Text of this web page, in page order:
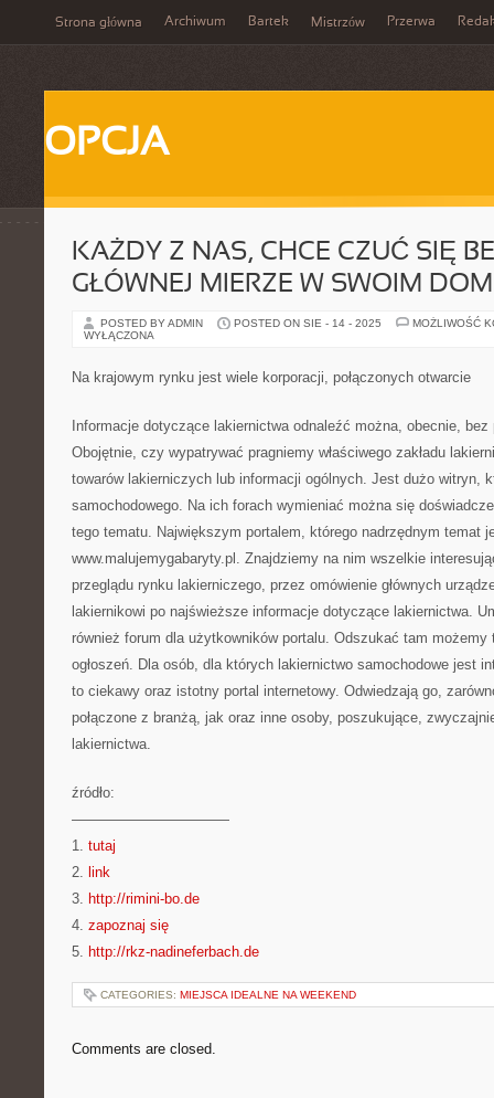
Strona główna Archiwum Bartek Mistrzów Przerwa
OPCJA
KAŻDY Z NAS, CHCE CZUĆ SIĘ
GŁÓWNEJ MIERZE W SWOIM
POSTED BY ADMIN POSTED ON SIE - 14 - 2025
MOŻLIWOŚĆ
WYŁĄCZONA
Na krajowym rynku jest wiele korporacji, połączonych otwarcie
Informacje dotyczące lakiernictwa odnaleźć można, obecnie,
Obojętnie, czy wypatrywać pragniemy właściwego zakładu
towarów lakierniczych lub informacji ogólnych. Jest dużo witryn,
samochodowego. Na ich forach wymieniać można się
tego tematu. Największym portalem, którego nadrzędnym temat
www.malujemygabaryty.pl. Znajdziemy na nim wszelkie
przeglądu rynku lakierniczego, przez omówienie głównych
lakiernikowi po najświeższe informacje dotyczące lakiernictwa.
również forum dla użytkowników portalu. Odszukać tam możemy
ogłoszeń. Dla osób, dla których lakiernictwo samochodowe jest
to ciekawy oraz istotny portal internetowy. Odwiedzają go,
połączone z branżą, jak oraz inne osoby, poszukujące,
lakiernictwa.
źródło:
———————————
1. tutaj
2. link
3. http://rimini-bo.de
4. zapoznaj się
5. http://rkz-nadineferbach.de
CATEGORIES: MIEJSCA IDEALNE NA WEEKEND
Comments are closed.